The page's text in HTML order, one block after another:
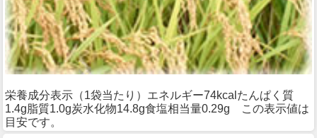
栄養成分表示（1袋当たり）エネルギー74kcalたんぱく質
1.4g脂質1.0g炭水化物14.8g食塩相当量0.29g この表示値は
目安です。